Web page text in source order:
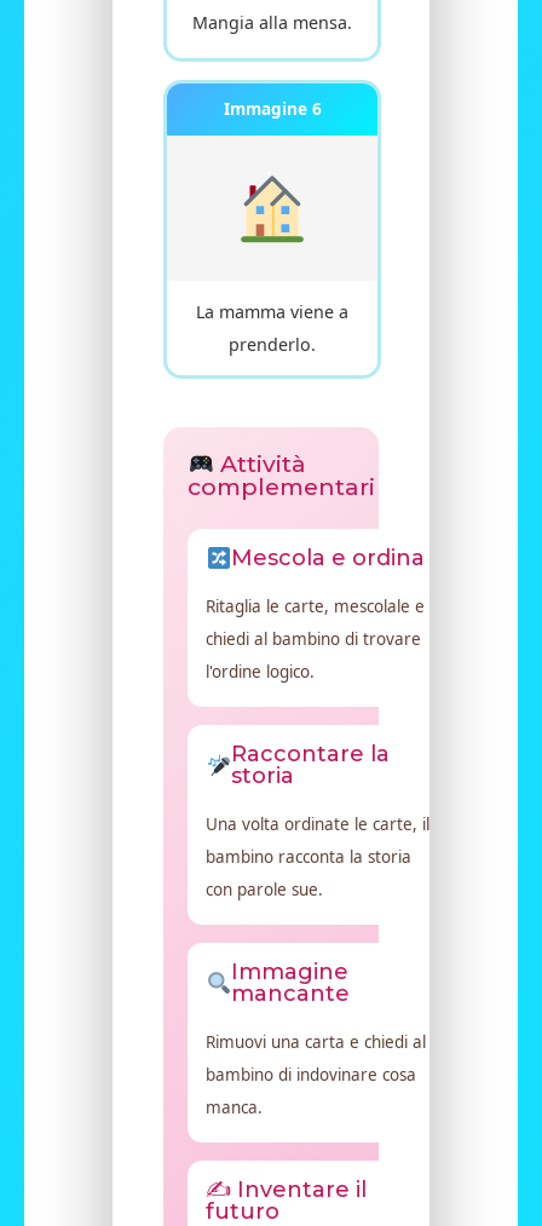
Mangia alla mensa.
Immagine 6
La mamma viene a
prenderlo.
Attività
complementari
Mescola e ordina
Ritaglia le carte, mescolale e
chiedi al bambino di trovare
l'ordine logico.
Raccontare la
storia
Una volta ordinate le carte, il
bambino racconta la storia
con parole sue.
Immagine
mancante
Rimuovi una carta e chiedi al
bambino di indovinare cosa
manca.
✍️ Inventare il
futuro